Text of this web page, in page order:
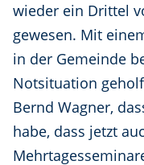
wieder ein Drittel
gewesen. Mit
in der Gemeinde
Notsituation
Bernd Wagner,
habe, dass jetzt